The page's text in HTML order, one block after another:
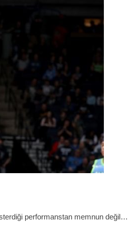
performanstan memnun değil…